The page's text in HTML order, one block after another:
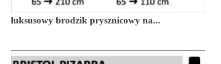
luksusowy brodzik prysznicowy na...